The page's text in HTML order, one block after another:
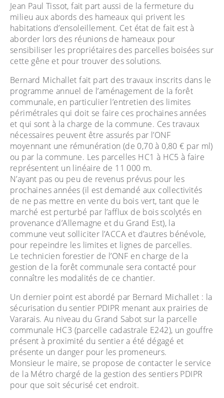
Jean Paul Tissot, fait part aussi de la fermeture du
milieu aux abords des hameaux qui privent les
habitations d’ensoleillement. Cet état de fait est à
aborder lors des réunions de hameaux pour
sensibiliser les propriétaires des parcelles boisées sur
cette gêne et pour trouver des solutions.
Bernard Michallet fait part des travaux inscrits dans le
programme annuel de l’aménagement de la forêt
communale, en particulier l’entretien des limites
périmétrales qui doit se faire ces prochaines années
et qui sont à la charge de la commune. Ces travaux
nécessaires peuvent être assurés par l’ONF
moyennant une rémunération (de 0,70 à 0,80 € par ml)
ou par la commune. Les parcelles HC1 à HC5 à faire
représentent un linéaire de 11 000 m.
N’ayant pas ou peu de revenus prévus pour les
prochaines années (il est demandé aux collectivités
de ne pas mettre en vente du bois vert, tant que le
marché est perturbé par l’afflux de bois scolytés en
provenance d’Allemagne et du Grand Est), la
commune veut solliciter l’ACCA et d’autres bénévole,
pour repeindre les limites et lignes de parcelles.
Le technicien forestier de l’ONF en charge de la
gestion de la forêt communale sera contacté pour
connaître les modalités de ce chantier.
Un dernier point est abordé par Bernard Michallet : la
sécurisation du sentier PDIPR menant aux prairies de
Vararais. Au niveau du Grand Sabot sur la parcelle
communale HC3 (parcelle cadastrale E242), un gouffre
présent à proximité du sentier a été dégagé et
présente un danger pour les promeneurs.
Monsieur le maire, se propose de contacter le service
de la Métro chargé de la gestion des sentiers PDIPR
pour que soit sécurisé cet endroit.